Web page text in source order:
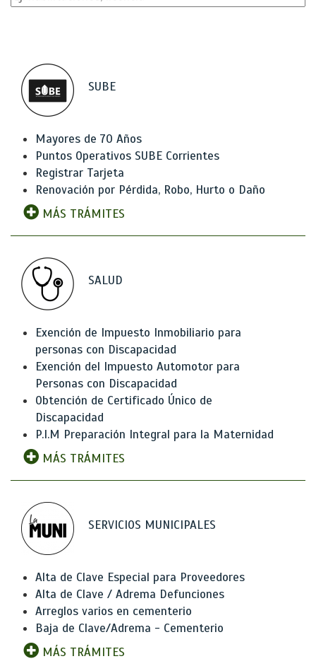
SUBE
Mayores de 70 Años
Puntos Operativos SUBE Corrientes
Registrar Tarjeta
Renovación por Pérdida, Robo, Hurto o Daño
MÁS TRÁMITES
SALUD
Exención de Impuesto Inmobiliario para
personas con Discapacidad
Exención del Impuesto Automotor para
Personas con Discapacidad
Obtención de Certificado Único de
Discapacidad
P.I.M Preparación Integral para la Maternidad
MÁS TRÁMITES
SERVICIOS MUNICIPALES
Alta de Clave Especial para Proveedores
Alta de Clave / Adrema Defunciones
Arreglos varios en cementerio
Baja de Clave/Adrema - Cementerio
MÁS TRÁMITES